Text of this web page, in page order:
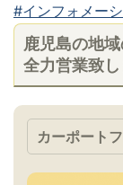
#インフォメー
鹿児島の地
全力営業致し
カーポート